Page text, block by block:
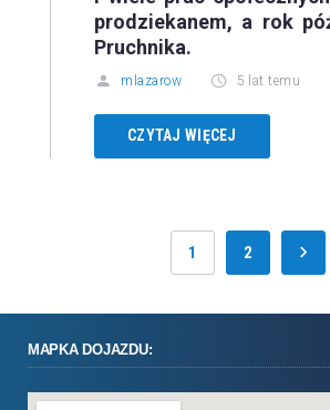
prodziekanem, a rok
Pruchnika.
mlazarow 5 lat temu
CZYTAJ WIĘCEJ
1 2
MAPKA DOJAZDU: